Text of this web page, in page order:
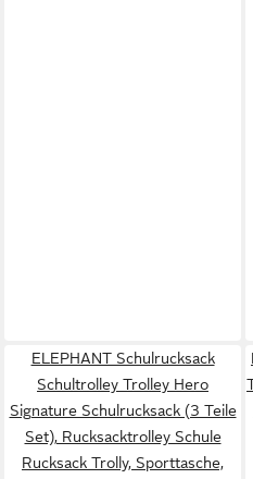
ELEPHANT Schulrucksack
Schultrolley Trolley Hero
Signature Schulrucksack (3 Teile
Set), Rucksacktrolley Schule
Rucksack Trolly, Sporttasche,